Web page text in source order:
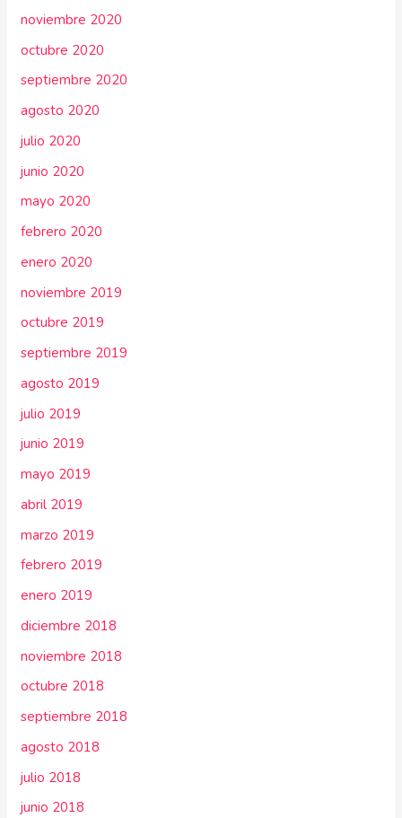
noviembre 2020
octubre 2020
septiembre 2020
agosto 2020
julio 2020
junio 2020
mayo 2020
febrero 2020
enero 2020
noviembre 2019
octubre 2019
septiembre 2019
agosto 2019
julio 2019
junio 2019
mayo 2019
abril 2019
marzo 2019
febrero 2019
enero 2019
diciembre 2018
noviembre 2018
octubre 2018
septiembre 2018
agosto 2018
julio 2018
junio 2018